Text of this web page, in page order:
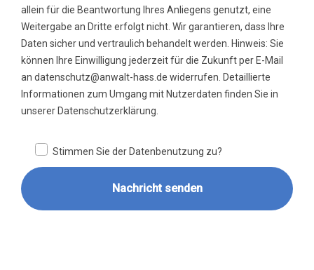
allein für die Beantwortung Ihres Anliegens genutzt, eine
Weitergabe an Dritte erfolgt nicht. Wir garantieren, dass Ihre
Daten sicher und vertraulich behandelt werden. Hinweis: Sie
können Ihre Einwilligung jederzeit für die Zukunft per E-Mail
an datenschutz@anwalt-hass.de widerrufen. Detaillierte
Informationen zum Umgang mit Nutzerdaten finden Sie in
unserer Datenschutzerklärung.
Stimmen Sie der Datenbenutzung zu?
Nachricht senden